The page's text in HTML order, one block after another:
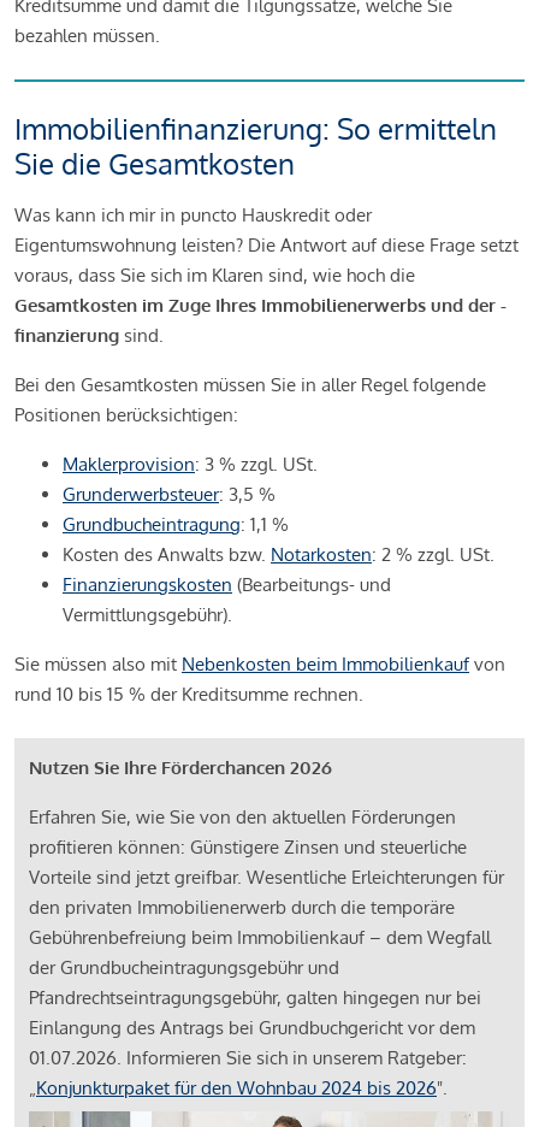
Kreditsumme und damit die Tilgungssätze, welche Sie
bezahlen müssen.
Immobilienfinanzierung: So ermitteln
Sie die Gesamtkosten
Was kann ich mir in puncto Hauskredit oder
Eigentumswohnung leisten? Die Antwort auf diese Frage setzt
voraus, dass Sie sich im Klaren sind, wie hoch die
Gesamtkosten im Zuge Ihres Immobilienerwerbs und der -
finanzierung sind.
Bei den Gesamtkosten müssen Sie in aller Regel folgende
Positionen berücksichtigen:
Maklerprovision: 3 % zzgl. USt.
Grunderwerbsteuer: 3,5 %
Grundbucheintragung: 1,1 %
Kosten des Anwalts bzw. Notarkosten: 2 % zzgl. USt.
Finanzierungskosten (Bearbeitungs- und
Vermittlungsgebühr).
Sie müssen also mit Nebenkosten beim Immobilienkaufvon
rund 10 bis 15 % der Kreditsumme rechnen.
Nutzen Sie Ihre Förderchancen 2026
Erfahren Sie, wie Sie von den aktuellen Förderungen
profitieren können: Günstigere Zinsen und steuerliche
Vorteile sind jetzt greifbar. Wesentliche Erleichterungen für
den privaten Immobilienerwerb durch die temporäre
Gebührenbefreiung beim Immobilienkauf – dem Wegfall
der Grundbucheintragungsgebühr und
Pfandrechtseintragungsgebühr, galten hingegen nur bei
Einlangung des Antrags bei Grundbuchgericht vor dem
01.07.2026. Informieren Sie sich in unserem Ratgeber:
„Konjunkturpaket für den Wohnbau 2024 bis 2026".